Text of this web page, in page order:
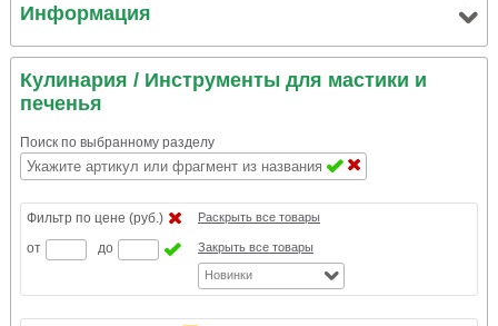
Информация
Кулинария / Инструменты для мастики и
печенья
Поиск по выбранному разделу
Фильтр по цене (руб.)
от
до
Раскрыть все товары
Закрыть все товары
Новинки